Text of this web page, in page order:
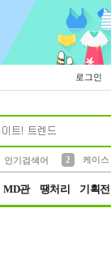
로그인
인기검색어
2
케이스
MD관 땡처리 기획전